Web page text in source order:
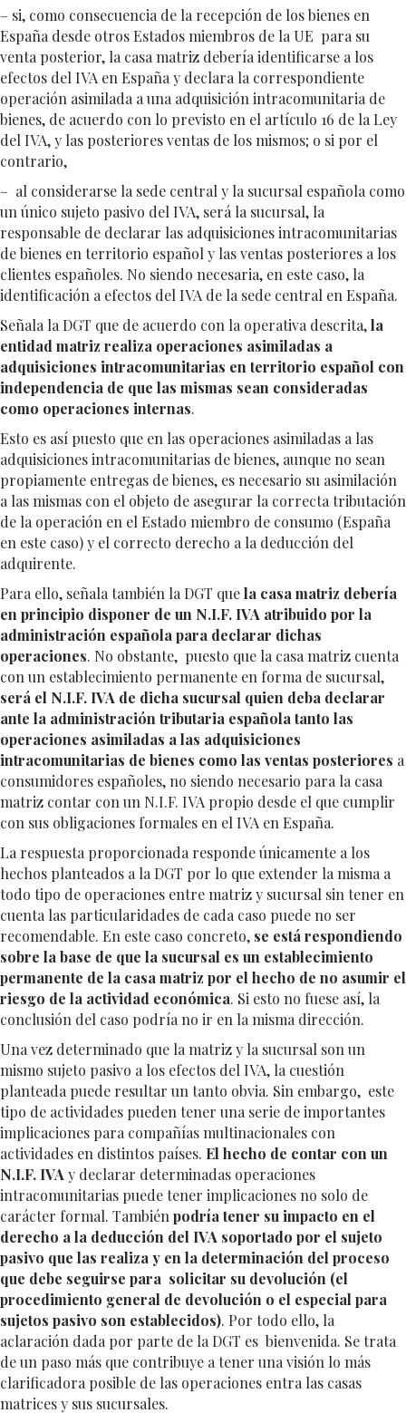
– si, como consecuencia de la recepción de los bienes en
España desde otros Estados miembros de la UE para su
venta posterior, la casa matriz debería identificarse a los
efectos del IVA en España y declara la correspondiente
operación asimilada a una adquisición intracomunitaria de
bienes, de acuerdo con lo previsto en el artículo 16 de la Ley
del IVA, y las posteriores ventas de los mismos; o si por el
contrario,
– al considerarse la sede central y la sucursal española como
un único sujeto pasivo del IVA, será la sucursal, la
responsable de declarar las adquisiciones intracomunitarias
de bienes en territorio español y las ventas posteriores a los
clientes españoles. No siendo necesaria, en este caso, la
identificación a efectos del IVA de la sede central en España.
Señala la DGT que de acuerdo con la operativa descrita,la
entidad matriz realiza operaciones asimiladas a
adquisiciones intracomunitarias en territorio español con
independencia de que las mismas sean consideradas
como operaciones internas.
Esto es así puesto que en las operaciones asimiladas a las
adquisiciones intracomunitarias de bienes, aunque no sean
propiamente entregas de bienes, es necesario su asimilación
a las mismas con el objeto de asegurar la correcta tributación
de la operación en el Estado miembro de consumo (España
en este caso) y el correcto derecho a la deducción del
adquirente.
Para ello, señala también la DGT quela casa matriz debería
en principio disponer de un N.I.F. IVA atribuido por la
administración española para declarar dichas
operaciones. No obstante, puesto que la casa matriz cuenta
con un establecimiento permanente en forma de sucursal,
será el N.I.F. IVA de dicha sucursal quien deba declarar
ante la administración tributaria española tanto las
operaciones asimiladas a las adquisiciones
intracomunitarias de bienes como las ventas posteriores a
consumidores españoles, no siendo necesario para la casa
matriz contar con un N.I.F. IVA propio desde el que cumplir
con sus obligaciones formales en el IVA en España.
La respuesta proporcionada responde únicamente a los
hechos planteados a la DGT por lo que extender la misma a
todo tipo de operaciones entre matriz y sucursal sin tener en
cuenta las particularidades de cada caso puede no ser
recomendable. En este caso concreto, se está respondiendo
sobre la base de que la sucursal es un establecimiento
permanente de la casa matriz por el hecho de no asumir el
riesgo de la actividad económica. Si esto no fuese así, la
conclusión del caso podría no ir en la misma dirección.
Una vez determinado que la matriz y la sucursal son un
mismo sujeto pasivo a los efectos del IVA, la cuestión
planteada puede resultar un tanto obvia. Sin embargo, este
tipo de actividades pueden tener una serie de importantes
implicaciones para compañías multinacionales con
actividades en distintos países. El hecho de contar con un
N.I.F. IVA y declarar determinadas operaciones
intracomunitarias puede tener implicaciones no solo de
carácter formal. También podría tener su impacto en el
derecho a la deducción del IVA soportado por el sujeto
pasivo que las realiza y en la determinación del proceso
que debe seguirse para solicitar su devolución (el
procedimiento general de devolución o el especial para
sujetos pasivo son establecidos). Por todo ello, la
aclaración dada por parte de la DGT es bienvenida. Se trata
de un paso más que contribuye a tener una visión lo más
clarificadora posible de las operaciones entra las casas
matrices y sus sucursales.